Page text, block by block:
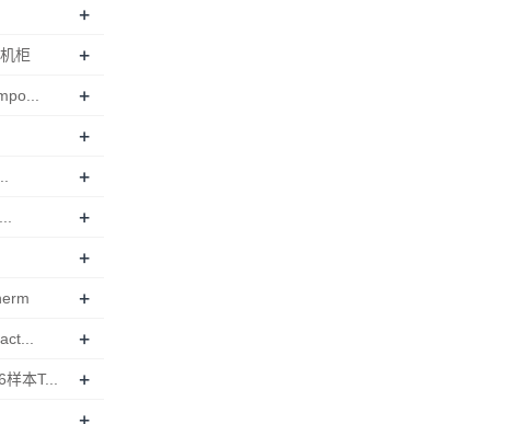
+
柜 +
+
+
+
+
+
+
+
本T... +